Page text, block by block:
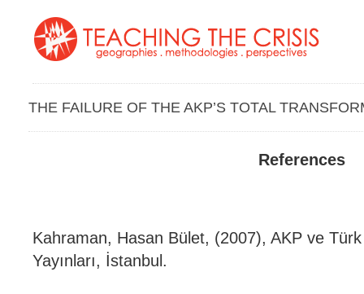
THE FAILURE OF THE AKP’S TOTAL
References
Kahraman, Hasan Bület, (2007), AKP ve Türk
Yayınları, İstanbul.